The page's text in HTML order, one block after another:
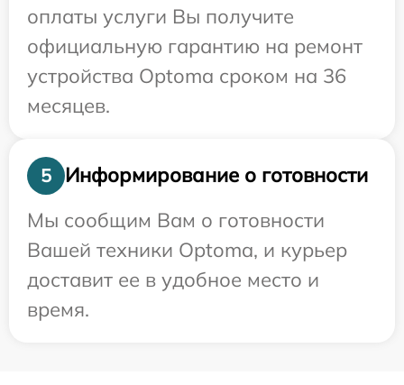
оплаты услуги Вы получите
официальную гарантию на ремонт
устройства Optoma сроком на 36
месяцев.
5
Информирование о готовности
Мы сообщим Вам о готовности
Вашей техники Optoma, и курьер
доставит ее в удобное место и
время.